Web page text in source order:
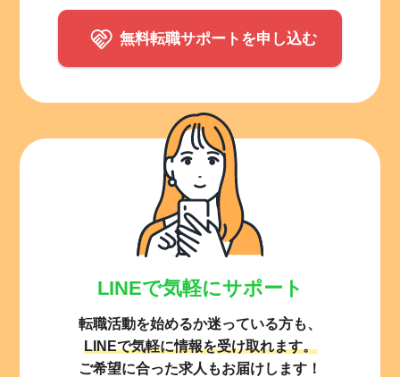
無料転職サポートを申し込む
LINEで気軽にサポート
転職活動を始めるか迷っている方も、
LINEで気軽に情報を受け取れます。
ご希望に合った求人もお届けします！